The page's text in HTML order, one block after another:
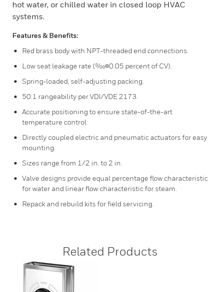
hot water, or chilled water in closed loop HVAC
systems.
Features & Benefits:
Red brass body with NPT-threaded end connections.
Low seat leakage rate (‰¤0.05 percent of CV).
Spring-loaded, self-adjusting packing.
50:1 rangeability per VDI/VDE 2173.
Accurate positioning to ensure state-of-the-art
temperature control.
Directly coupled electric and pneumatic actuators for easy
mounting.
Sizes range from 1/2 in. to 2 in.
Valve designs provide equal percentage flow characteristic
for water and linear flow characteristic for steam.
Repack and rebuild kits for field servicing.
Related Products